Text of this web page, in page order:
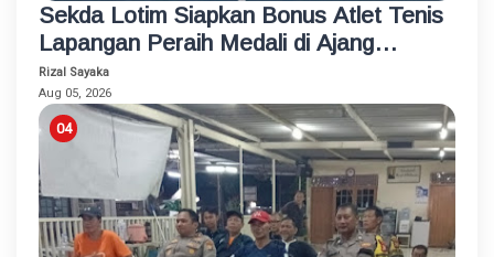
Sekda Lotim Siapkan Bonus Atlet Tenis
Lapangan Peraih Medali di Ajang
Porprov
Rizal Sayaka
Aug 05, 2026